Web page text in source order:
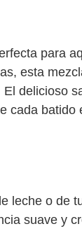
para
esta
delicioso
cada batido
leche o de
suave y